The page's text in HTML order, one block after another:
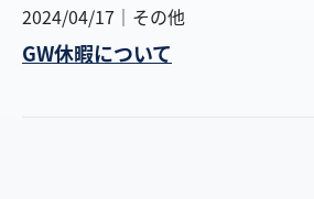
2024/04/17 その他
GW休暇について